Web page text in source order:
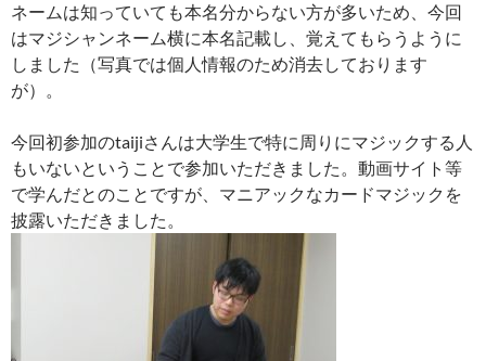
ネームは知っていても本名分からない方が多いため、今回
はマジシャンネーム横に本名記載し、覚えてもらうように
しました（写真では個人情報のため消去しております
が）。
今回初参加のtaijiさんは大学生で特に周りにマジックする人
もいないということで参加いただきました。動画サイト等
で学んだとのことですが、マニアックなカードマジックを
披露いただきました。